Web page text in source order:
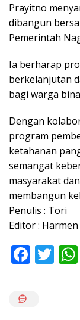
Prayitno
dibangun
Pemerintah
Ia berharap
berkelanjutan
bagi warga
Dengan
program
ketahanan
semangat
masyarakat
membangun
Penulis : Tori
Editor : Harmen
F
ac
T
w